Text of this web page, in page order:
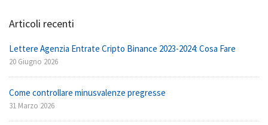
Articoli recenti
Lettere Agenzia Entrate Cripto Binance 2023-2024: Cosa Fare
20 Giugno 2026
Come controllare minusvalenze pregresse
31 Marzo 2026